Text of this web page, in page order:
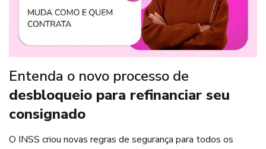
Entenda o novo processo de
desbloqueio para refinanciar seu
consignado
O INSS criou novas regras de segurança para todos os